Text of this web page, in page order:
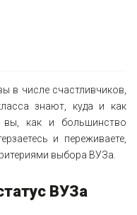
в числе счастливчиков,
знают, куда и как
вы, как и большинство
и переживаете,
выбора ВУЗа.
ВУЗа